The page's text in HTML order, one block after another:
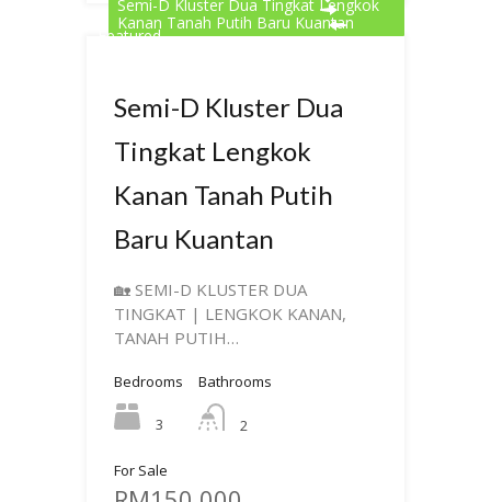
Featured
Semi-D Kluster Dua Tingkat Lengkok
Kanan Tanah Putih Baru Kuantan
Semi-D Kluster Dua
Tingkat Lengkok
Kanan Tanah Putih
Baru Kuantan
🏡 SEMI-D KLUSTER DUA
TINGKAT | LENGKOK KANAN,
TANAH PUTIH…
Bedrooms
3
Bathrooms
2
For Sale